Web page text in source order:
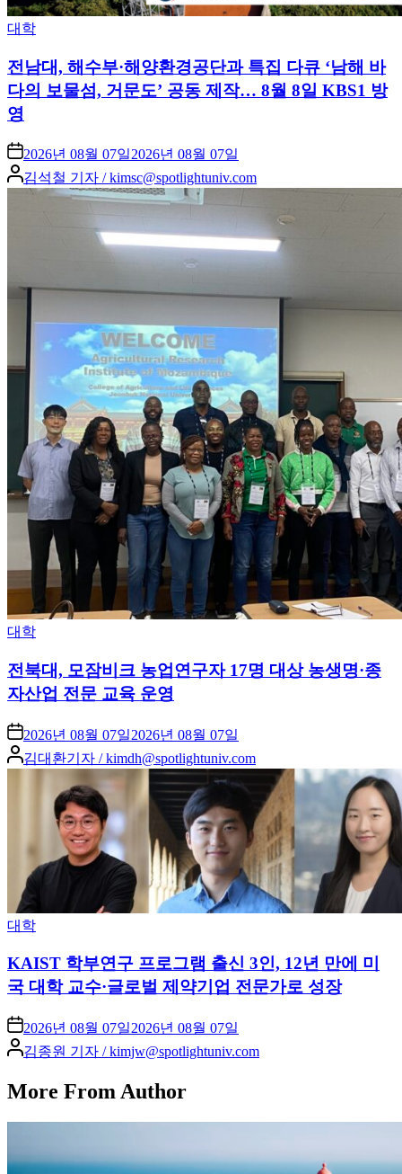
Posted
대학
전남대, 해수부·해양환경공단과 특집 다큐 ‘남해 바
다의 보물섬, 거문도’ 공동 제작… 8월 8일 KBS1 방
영
2026년 08월 07일2026년 08월 07일
Posted
by
김석철 기자 / kimsc@spotlightuniv.com
Posted
대학
전북대, 모잠비크 농업연구자 17명 대상 농생명·종
자산업 전문 교육 운영
2026년 08월 07일2026년 08월 07일
Posted
by
김대환기자 / kimdh@spotlightuniv.com
Posted
대학
KAIST 학부연구 프로그램 출신 3인, 12년 만에 미
국 대학 교수·글로벌 제약기업 전문가로 성장
2026년 08월 07일2026년 08월 07일
Posted
by
김종원 기자 / kimjw@spotlightuniv.com
More From Author